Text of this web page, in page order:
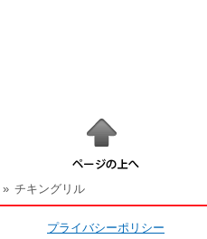
» チキングリル
プライバシーポリシー